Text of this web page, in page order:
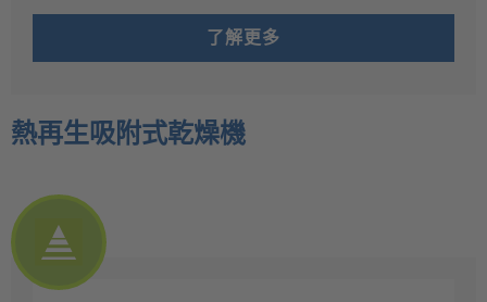
了解更多
熱再生吸附式乾燥機